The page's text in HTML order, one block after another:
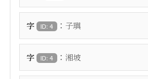
字 ID: 4 ： 子璵
字 ID: 4 ： 湘坡